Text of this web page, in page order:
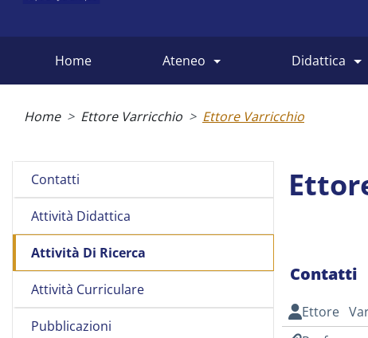
menu
home ateneo didattica
Home Ettore Varricchio Ettore Varricchio
Contatti
Attività Didattica
Attività Di Ricerca
Attività Curriculare
Pubblicazioni
Contatti
Ettore